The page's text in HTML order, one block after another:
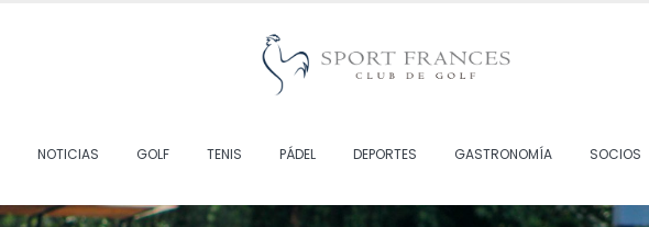
NOTICIAS GOLF TENIS PÁDEL DEPORTES GASTRONOMÍA SOCIOS